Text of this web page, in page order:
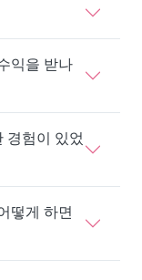
익을 받나
경험이 있었
떻게 하면